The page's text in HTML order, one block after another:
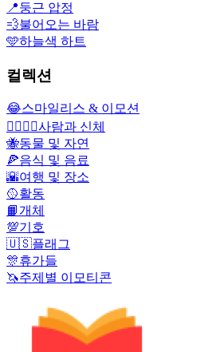
📍둥근 압정
💨불어오는 바람
🩵하늘색 하트
컬렉션
😂스마일리스 & 이모션
👩‍❤️‍💋‍👨사람과 신체
🐝동물 및 자연
🍕음식 및 음료
🌇여행 및 장소
🥎활동
📙개체
💯기호
🇺🇸플래그
🎊휴가들
🦄주제별 이모티콘